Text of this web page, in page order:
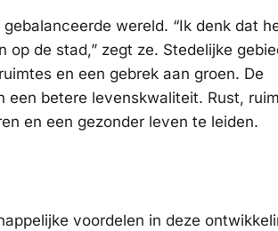
wereld. “Ik denk dat
de stad,” zegt ze. Stedelijke
en een gebrek aan groen. De
betere levenskwaliteit. Rust,
en een gezonder leven te leiden.
voordelen in deze